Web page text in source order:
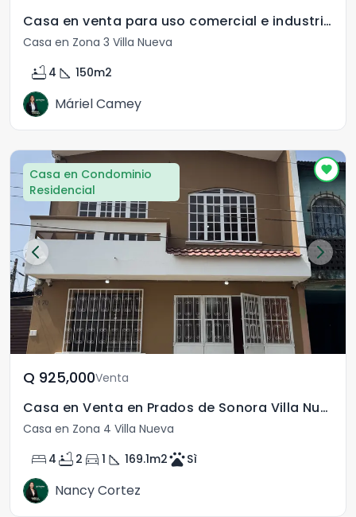
Casa en venta para uso comercial e industrial
Casa en Zona 3 Villa Nueva
bathtub 4 square_foot 150m2
Máriel Camey
Casa en Condominio
Residencial
Q	925,000Venta
Casa en Venta en Prados de Sonora Villa Nueva Guatemala
Casa en Zona 4 Villa Nueva
bed 4 bathtub 2 directions_car 1 square_foot 169.1m2petsSì
Nancy Cortez